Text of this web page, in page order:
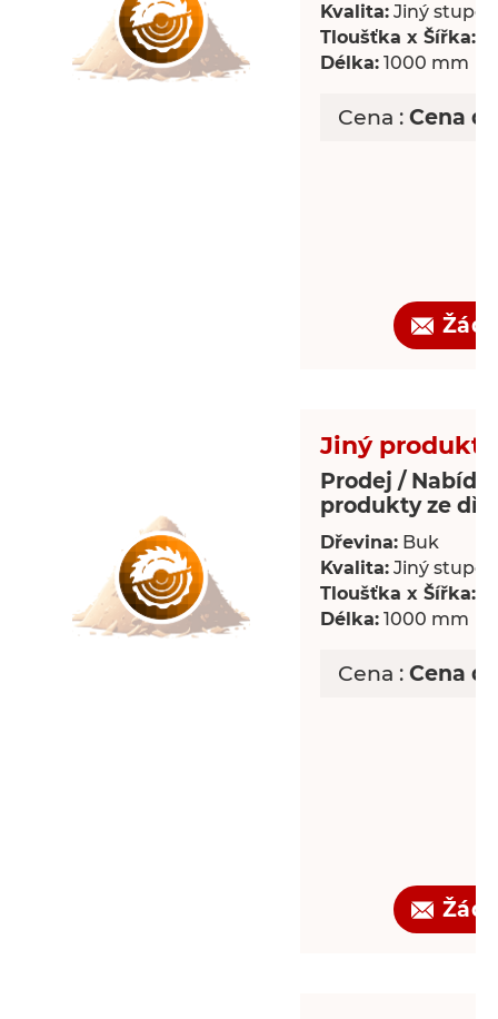
Kvalita: Jiný
Tloušťka x Šířka:
Délka: 1000 mm
Cena : Cena
Jiný produkt
Prodej /
produkty ze
Dřevina: Buk
Kvalita: Jiný
Tloušťka x Šířka:
Délka: 1000 mm
Cena : Cena